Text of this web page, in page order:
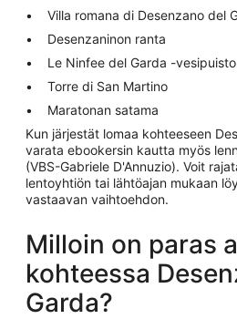
Villa romana di Desenzano del
Desenzaninon ranta
Le Ninfee del Garda -vesipuisto
Torre di San Martino
Maratonan satama
Kun järjestät lomaa kohteeseen
varata ebookersin kautta myös
(VBS-Gabriele D'Annuzio). Voit
lentoyhtiön tai lähtöajan mukaan
vastaavan vaihtoehdon.
Milloin on paras
kohteessa
Garda?